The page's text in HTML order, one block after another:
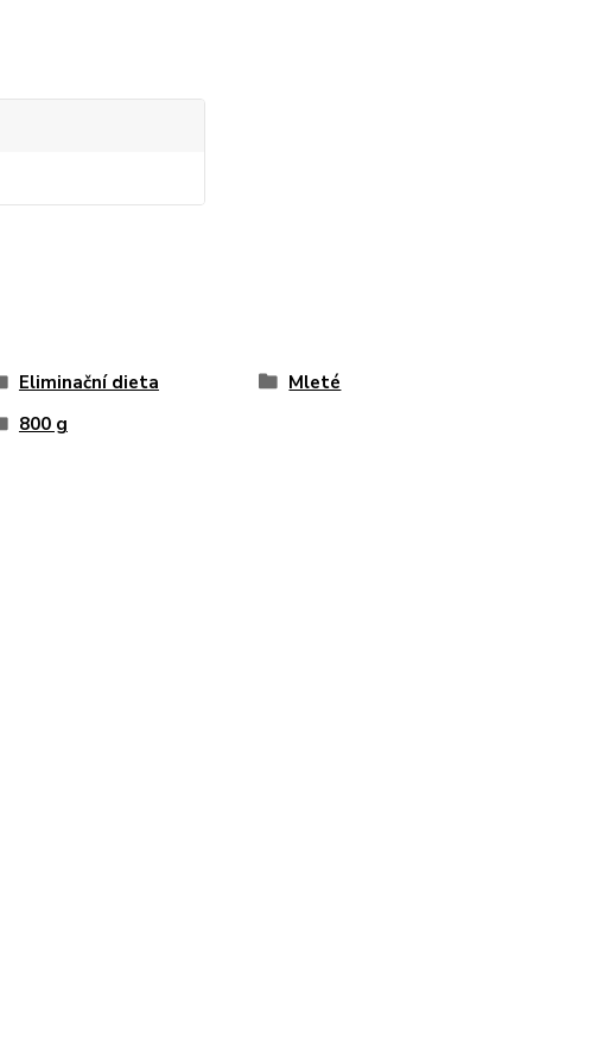
Eliminační dieta
Mleté
800 g